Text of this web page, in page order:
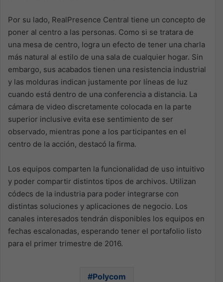
Por su lado, RealPresence Central tiene un concepto de
poner al centro a las personas. Como si se tratara de
una mesa de centro, logra un efecto de tener una charla
más natural al estilo de una sala de cualquier hogar. Sin
embargo, sus acabados tienen una resistencia industrial
y las molduras indican justamente por líneas de luz
cuando está dentro de una conferencia a distancia. La
cámara de video discretamente colocada en la parte
superior inclusive evita ese sentimiento de ser
observado, mientras pone a los participantes en el
centro de la acción, destacó la firma.
Los equipos comparten la funcionalidad de uso intuitivo
y poder compartir distintos tipos de archivos. Utilizan
códecs de la industria para poder integrarse con
distintas soluciones y aplicaciones de negocio. Los
canales interesados tendrán disponibles los equipos en
fechas escalonadas, esperando tener el portafolio listo
para el primer trimestre de 2016.
Polycom